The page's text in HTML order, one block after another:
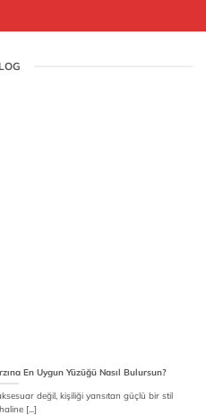
En Uygun Yüzüğü Nasıl Bulursun?
değil, kişiliği yansıtan güçlü bir stil
[...]